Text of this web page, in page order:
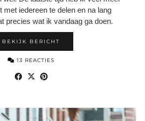
met iedereen te delen en na lang
precies wat ik vandaag ga doen.
BEKIJK BERICHT
13 REACTIES